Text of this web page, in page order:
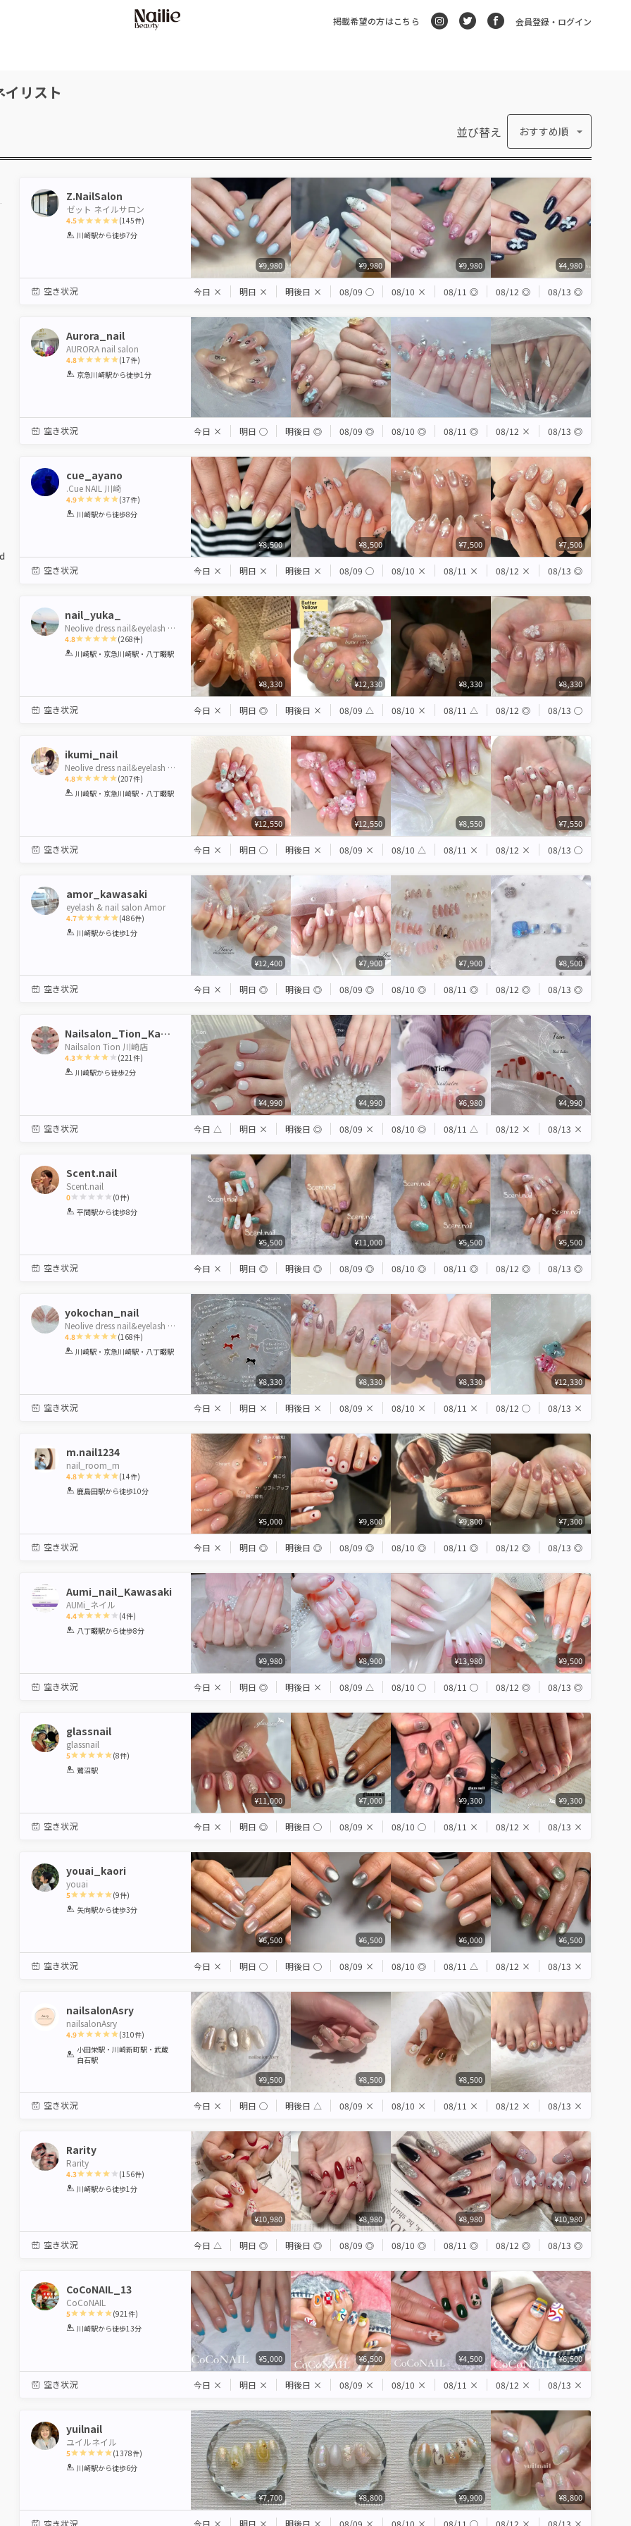
掲載希望の方はこちら 会員登録・ログイン
リスト
並び替え おすすめ順
Z.NailSalon
ゼット ネイルサロン
4.5
1 2 3 4 5
(145件)
川崎駅から徒歩7分
¥9,980 ¥9,980 ¥9,980 ¥4,980
空き状況 今日 × 明日 × 明後日 × 08/09 ◯ 08/10 × 08/11 ◎ 08/12 ◎ 08/13 ◎
Aurora_nail
AURORA nail salon
4.8
1 2 3 4 5
(17件)
京急川崎駅から徒歩1分
空き状況 今日 × 明日 ◯ 明後日 ◎ 08/09 ◎ 08/10 ◎ 08/11 ◎ 08/12 × 08/13 ◎
cue_ayano
.Cue NAIL 川崎
4.9
1 2 3 4 5
(37件)
川崎駅から徒歩8分
¥8,500 ¥8,500 ¥7,500 ¥7,500
空き状況 今日 × 明日 × 明後日 × 08/09 ◯ 08/10 × 08/11 × 08/12 × 08/13 ◎
nail_yuka_
Neolive dress nail&eyelash 川崎 【ネオリーブ ドレス】
4.8
1 2 3 4 5
(268件)
川崎駅・京急川崎駅・八丁畷駅
¥8,330 ¥12,330 ¥8,330 ¥8,330
空き状況 今日 × 明日 ◎ 明後日 × 08/09 △ 08/10 × 08/11 △ 08/12 ◎ 08/13 ◯
ikumi_nail
Neolive dress nail&eyelash 川崎 【ネオリーブ ドレス】
4.8
1 2 3 4 5
(207件)
川崎駅・京急川崎駅・八丁畷駅
¥12,550 ¥12,550 ¥8,550 ¥7,550
空き状況 今日 × 明日 ◯ 明後日 × 08/09 × 08/10 △ 08/11 × 08/12 × 08/13 ◯
amor_kawasaki
eyelash & nail salon Amor
4.7
1 2 3 4 5
(486件)
川崎駅から徒歩1分
¥12,400 ¥7,900 ¥7,900 ¥8,500
空き状況 今日 × 明日 ◎ 明後日 ◎ 08/09 ◎ 08/10 ◎ 08/11 ◎ 08/12 ◎ 08/13 ◎
Nailsalon_Tion_Kawasaki
Nailsalon Tion 川崎店
4.3
1 2 3 4 5
(221 件)
川崎駅から徒歩2分
¥4,990 ¥4,990 ¥6,980 ¥4,990
空き状況 今日 △ 明日 × 明後日 ◎ 08/09 × 08/10 ◎ 08/11 △ 08/12 × 08/13 ×
Scent.nail
Scent.nail
0
1 2 3 4 5
(0件)
平間駅から徒歩8分
¥5,500 ¥11,000 ¥5,500 ¥5,500
空き状況 今日 × 明日 ◎ 明後日 ◎ 08/09 ◎ 08/10 ◎ 08/11 ◎ 08/12 ◎ 08/13 ◎
yokochan_nail
Neolive dress nail&eyelash 川崎 【ネオリーブ ドレス】
4.8
1 2 3 4 5
(168件)
川崎駅・京急川崎駅・八丁畷駅
¥8,330 ¥8,330 ¥8,330 ¥12,330
空き状況 今日 × 明日 × 明後日 × 08/09 × 08/10 × 08/11 × 08/12 ◯ 08/13 ×
m.nail1234
nail_room_m
4.8
1 2 3 4 5
(14件)
鹿島田駅から徒歩10分
¥5,000 ¥9,800 ¥9,800 ¥7,300
空き状況 今日 × 明日 ◎ 明後日 ◎ 08/09 ◎ 08/10 ◎ 08/11 ◎ 08/12 ◎ 08/13 ◎
Aumi_nail_Kawasaki
AUMi_ネイル
4.4
1 2 3 4 5
(4件)
八丁畷駅から徒歩8分
¥9,980 ¥8,900 ¥13,980 ¥9,500
空き状況 今日 × 明日 ◎ 明後日 × 08/09 △ 08/10 ◯ 08/11 ◯ 08/12 ◎ 08/13 ◎
glassnail
glassnail
5
1 2 3 4
(8件)
鷺沼駅
¥11,000 ¥7,000 ¥9,300 ¥9,300
空き状況 今日 × 明日 ◎ 明後日 ◯ 08/09 × 08/10 ◯ 08/11 × 08/12 × 08/13 ×
youai_kaori
youai
5
1 2 3 4 5
(9件)
矢向駅から徒歩3分
¥6,500 ¥6,500 ¥6,000 ¥6,500
空き状況 今日 × 明日 ◯ 明後日 ◯ 08/09 × 08/10 ◎ 08/11 △ 08/12 × 08/13 ×
nailsalonAsry
nailsalonAsry
4.9
1
Star
2
Stars
3
Stars
4 5
(310件)
小田栄駅・川崎新町駅・武蔵
白石駅
¥9,500 ¥8,500 ¥8,500
空き状況 今日 × 明日 ◯ 明後日 △ 08/09 × 08/10 × 08/11 × 08/12 × 08/13 ×
Rarity
Rarity
4.3
1 2 3 4 5
(156件)
川崎駅から徒歩1分
¥10,980 ¥8,980 ¥8,980 ¥10,980
空き状況 今日 △ 明日 ◎ 明後日 ◎ 08/09 ◎ 08/10 ◎ 08/11 ◎ 08/12 ◎ 08/13 ◎
CoCoNAIL_13
CoCoNAIL
5
1 2 3 4 5
(921 件)
川崎駅から徒歩13分
¥5,000 ¥6,500 ¥4,500 ¥6,500
空き状況 今日 × 明日 × 明後日 × 08/09 × 08/10 × 08/11 × 08/12 × 08/13 ×
yuilnail
ユイルネイル
5
1 2 3 4 5
(1378件)
川崎駅から徒歩6分
¥7,700 ¥8,800 ¥9,900 ¥8,800
空き状況